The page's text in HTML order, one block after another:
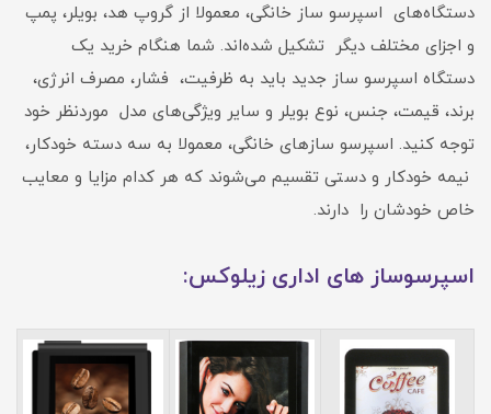
دستگاه‌های اسپرسو ساز خانگی، معمولا از گروپ هد، بویلر، پمپ
و اجزای مختلف دیگر تشکیل شده‌اند. شما هنگام خرید یک
دستگاه اسپرسو ساز جدید باید به ظرفیت، فشار، مصرف انرژی،
برند، قیمت، جنس، نوع بویلر و سایر ویژگی‌های مدل موردنظر خود
توجه کنید. اسپرسو سازهای خانگی، معمولا به سه دسته خودکار،
نیمه خودکار و دستی تقسیم می‌شوند که هر کدام مزایا و معایب
خاص خودشان را دارند.
اسپرسوساز های اداری زیلوکس: